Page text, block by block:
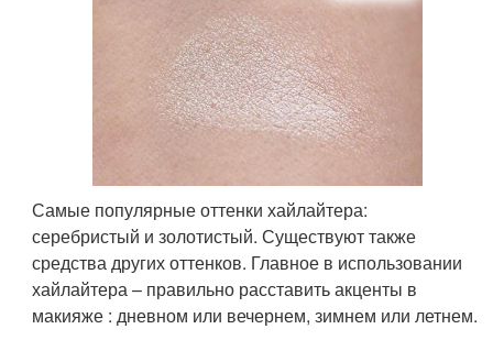
Самые популярные оттенки хайлайтера:
серебристый и золотистый. Существуют также
средства других оттенков. Главное в использовании
хайлайтера – правильно расставить акценты в
макияже : дневном или вечернем, зимнем или летнем.